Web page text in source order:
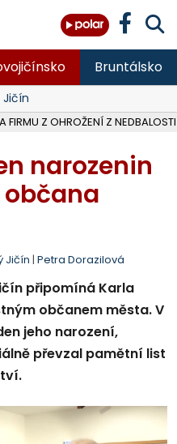
Bruntálsko
Jičín
FIRMU Z OHROŽENÍ Z NEDBALOSTI
narozenin
Jičín | Petra Dorazilová
připomíná Karla
občanem města. V
jeho narození,
převzal pamětní list